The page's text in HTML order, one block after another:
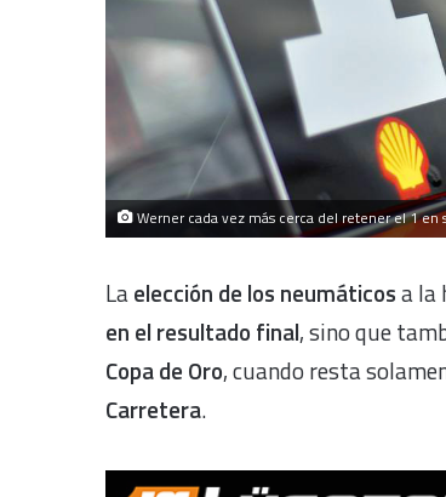
Werner cada vez más cerca del retener el 1 en
Laelección de los neumáticosa la
en el resultado final, sino que
Copa de Oro, cuando resta
Carretera.